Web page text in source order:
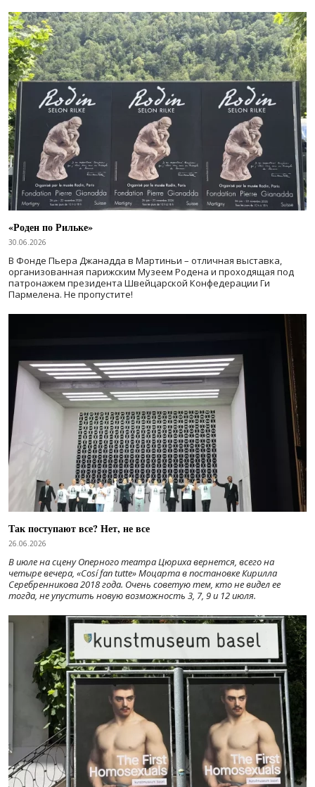
«Роден по Рильке»
30.06.2026
В Фонде Пьера Джанадда в Мартиньи – отличная выставка,
организованная парижским Музеем Родена и проходящая под
патронажем президента Швейцарской Конфедерации Ги
Пармелена. Не пропустите!
Так поступают все? Нет, не все
26.06.2026
В июле на сцену Оперного театра Цюриха вернется, всего на
четыре вечера, «Cosí fan tutte» Моцарта в постановке Кирилла
Серебренникова 2018 года. Очень советую тем, кто не видел ее
тогда, не упустить новую возможность 3, 7, 9 и 12 июля.